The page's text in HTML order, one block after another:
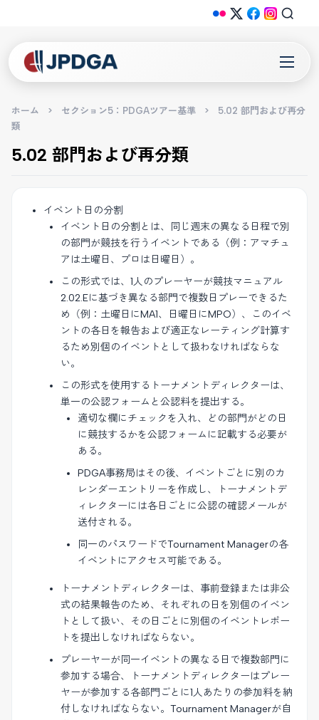
ホーム > セクション5：PDGAツアー基準 >
5.02 部門および再分
類
5.02 部門および再分類
イベント日の分割
イベント日の分割とは、同じ週末の異なる日程で別
の部門が競技を行うイベントである（例：アマチュ
アは土曜日、プロは日曜日）。
この形式では、1人のプレーヤーが競技マニュアル
2.02.Eに基づき異なる部門で複数日プレーできるた
め（例：土曜日にMA1、日曜日にMPO）、このイベ
ントの各日を報告および適正なレーティング計算す
るため別個のイベントとして扱わなければならな
い。
この形式を使用するトーナメントディレクターは、
単一の公認フォームと公認料を提出する。
適切な欄にチェックを入れ、どの部門がどの日
に競技するかを公認フォームに記載する必要が
ある。
PDGA事務局はその後、イベントごとに別のカ
レンダーエントリーを作成し、トーナメントデ
ィレクターには各日ごとに公認の確認メールが
送付される。
同一のパスワードでTournament Managerの各
イベントにアクセス可能である。
トーナメントディレクターは、事前登録または非公
式の結果報告のため、それぞれの日を別個のイベン
トとして扱い、その日ごとに別個のイベントレポー
トを提出しなければならない。
プレーヤーが同一イベントの異なる日で複数部門に
参加する場合、トーナメントディレクターはプレー
ヤーが参加する各部門ごとに1人あたりの参加料を納
付しなければならない。Tournament Managerが自